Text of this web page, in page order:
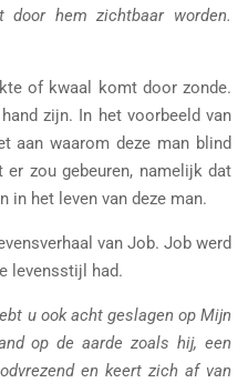
door hem zichtbaar worden.
of kwaal komt door zonde.
zijn. In het voorbeeld van
aan waarom deze man blind
zou gebeuren, namelijk dat
in het leven van deze man.
van Job. Job werd
levensstijl had.
u ook acht geslagen op Mijn
op de aarde zoals hij, een
en keert zich af van